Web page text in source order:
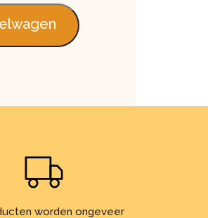
worden ongeveer